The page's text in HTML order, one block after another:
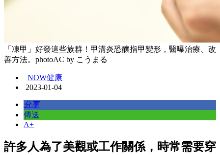
「凍甲」好發這些族群！甲溝炎恐釀指甲變形，醫曝治療、改
善方法。photoAC by こうまる
NOW健康
2023-01-04
分享
傳送
A+
許多人為了美觀或工作關係，時常需要穿